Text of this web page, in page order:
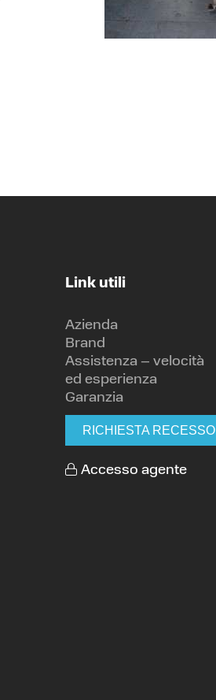
Link utili
Azienda
Brand
Assistenza – velocità
ed esperienza
Garanzia
RICHIESTA RECESSO
Accesso agente